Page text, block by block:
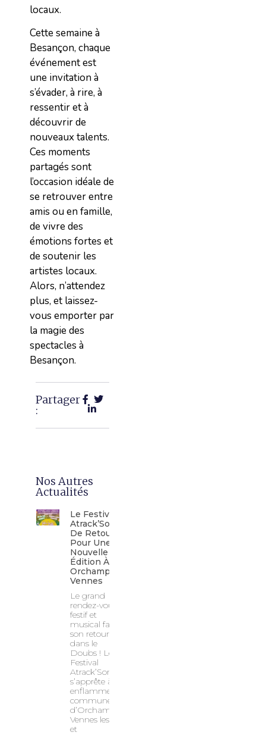
locaux.
Cette semaine à
Besançon, chaque
événement est
une invitation à
s’évader, à rire, à
ressentir et à
découvrir de
nouveaux talents.
Ces moments
partagés sont
l’occasion idéale de
se retrouver entre
amis ou en famille,
de vivre des
émotions fortes et
de soutenir les
artistes locaux.
Alors, n’attendez
plus, et laissez-
vous emporter par
la magie des
spectacles à
Besançon.
Partager
:
Nos Autres
Actualités
Le Festival
Atrack’Son
De Retour
Pour Une
Nouvelle
Édition À
Orchamps-
Vennes
Le grand
rendez-vous
festif et
musical fait
son retour
dans le
Doubs ! Le
Festival
Atrack’Son
s’apprête à
enflammer la
commune
d’Orchamps-
Vennes les 22
et